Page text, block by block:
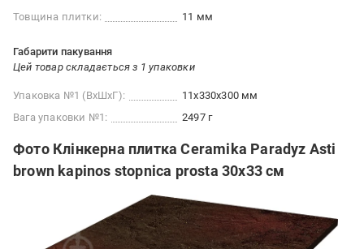
Товщина плитки:
11 мм
Габарити пакування
Цей товар складається з 1 упаковки
Упаковка №1 (ВхШхГ):
11x330x300 мм
Вага упаковки №1:
2497 г
Фото Клінкерна плитка Ceramika Paradyz Asti
brown kapinos stopnica prosta 30x33 см